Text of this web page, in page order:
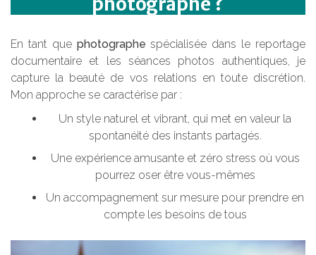
En tant que photographe spécialisée dans le reportage
documentaire et les séances photos authentiques, je
capture la beauté de vos relations en toute discrétion.
Mon approche se caractérise par :
Un style naturel et vibrant, qui met en valeur la
spontanéité des instants partagés.
Une expérience amusante et zéro stress où vous
pourrez oser être vous-mêmes
Un accompagnement sur mesure pour prendre en
compte les besoins de tous